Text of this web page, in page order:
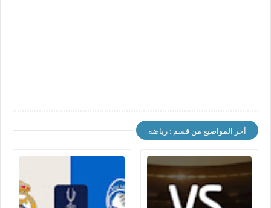
أخر المواضيع من قسم : رياضة